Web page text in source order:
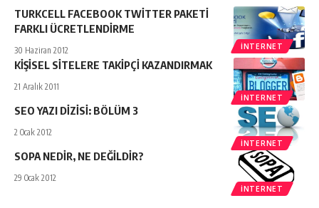
İNTERNET
TURKCELL FACEBOOK TWİTTER PAKETİ
FARKLI ÜCRETLENDİRME
30 Haziran 2012
İNTERNET
KİŞİSEL SİTELERE TAKİPÇİ KAZANDIRMAK
21 Aralık 2011
İNTERNET
SEO YAZI DİZİSİ: BÖLÜM 3
2 Ocak 2012
İNTERNET
SOPA NEDİR, NE DEĞİLDİR?
29 Ocak 2012